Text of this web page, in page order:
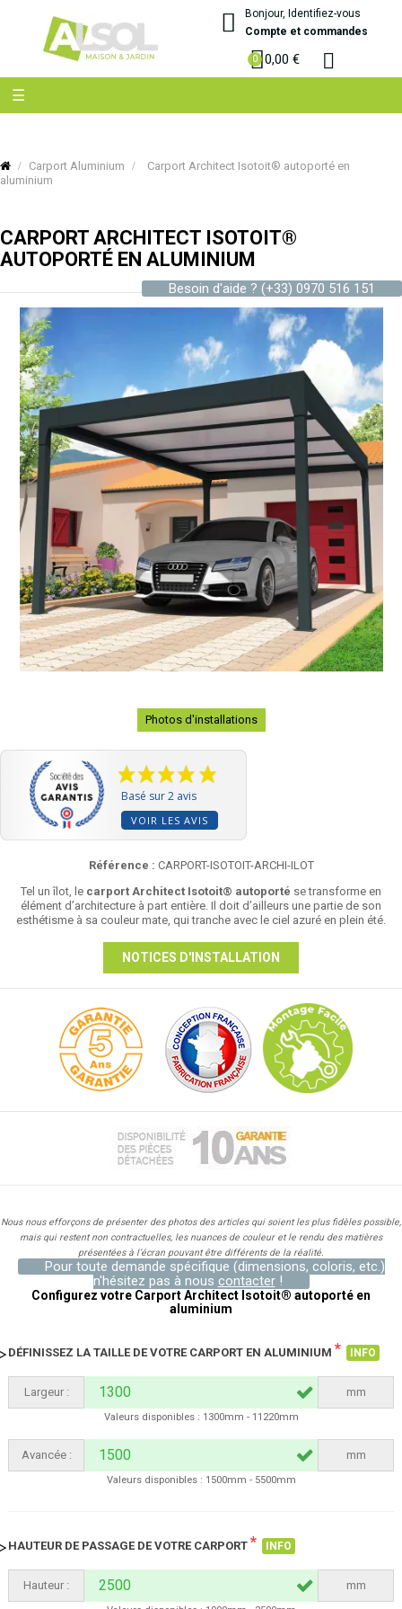
Bonjour, Identifiez-vous
Compte et commandes
0,00 €
Basculer
la
☰
Carport Aluminium
Carport Architect Isotoit® autoporté en
aluminium
CARPORT ARCHITECT ISOTOIT®
AUTOPORTÉ EN ALUMINIUM
Besoin d'aide ? (+33) 0970 516 151
Photos d'installations
Basé sur 2 avis
VOIR LES AVIS
Référence : CARPORT-ISOTOIT-ARCHI-ILOT
Tel un îlot, le carport Architect Isotoit® autoporté se transforme en
élément d’architecture à part entière. Il doit d’ailleurs une partie de son
esthétisme à sa couleur mate, qui tranche avec le ciel azuré en plein été.
NOTICES D'INSTALLATION
Nous nous efforçons de présenter des photos des articles qui soient les plus fidèles possible,
mais qui restent non contractuelles, les nuances de couleur et le rendu des matières
présentées à l’écran pouvant être différents de la réalité.
Pour toute demande spécifique (dimensions, coloris, etc.)
n'hésitez pas à nous contacter!
Configurez votre Carport Architect Isotoit® autoporté en
aluminium
DÉFINISSEZ LA TAILLE DE VOTRE CARPORT EN ALUMINIUM * INFO
Largeur : mm
Valeurs disponibles : 1300mm - 11220mm
Avancée : mm
Valeurs disponibles : 1500mm - 5500mm
HAUTEUR DE PASSAGE DE VOTRE CARPORT * INFO
Hauteur : mm